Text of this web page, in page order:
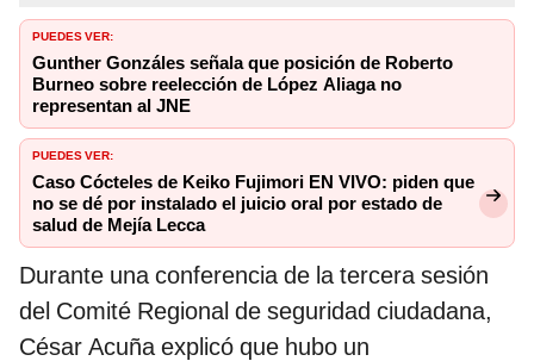
PUEDES VER:
Gunther Gonzáles señala que posición de Roberto
Burneo sobre reelección de López Aliaga no
representan al JNE
PUEDES VER:
Caso Cócteles de Keiko Fujimori EN VIVO: piden que
no se dé por instalado el juicio oral por estado de
salud de Mejía Lecca
Durante una conferencia de la tercera sesión
del Comité Regional de seguridad ciudadana,
César Acuña explicó que hubo un